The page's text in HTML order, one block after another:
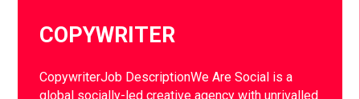
COPYWRITER
CopywriterJob DescriptionWe Are Social is a
global socially-led creative agency with unrivalled